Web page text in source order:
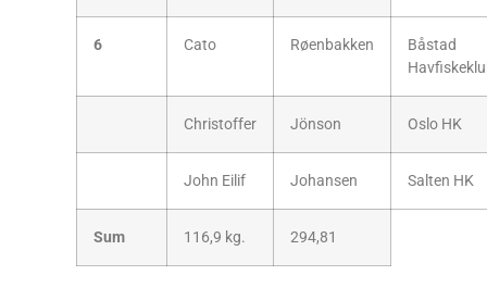
6 Cato Røenbakken
Båstad
Christoffer Jönson Oslo HK
John Eilif Johansen Salten HK
Sum 116,9 kg. 294,81